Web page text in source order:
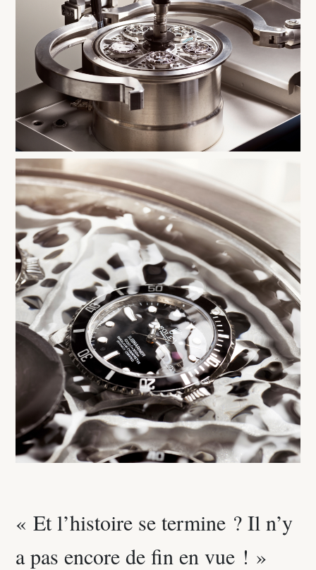
« Et l’histoire se termine ? Il n’y
a pas encore de fin en vue ! »